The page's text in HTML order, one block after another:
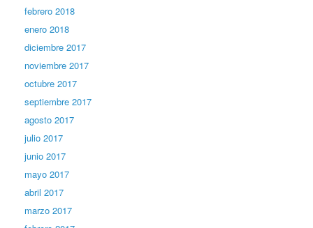
febrero 2018
enero 2018
diciembre 2017
noviembre 2017
octubre 2017
septiembre 2017
agosto 2017
julio 2017
junio 2017
mayo 2017
abril 2017
marzo 2017